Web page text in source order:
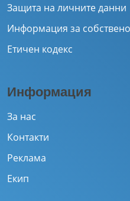
Защита на личните данни
Информация за
Етичен кодекс
Информация
За нас
Контакти
Реклама
Екип